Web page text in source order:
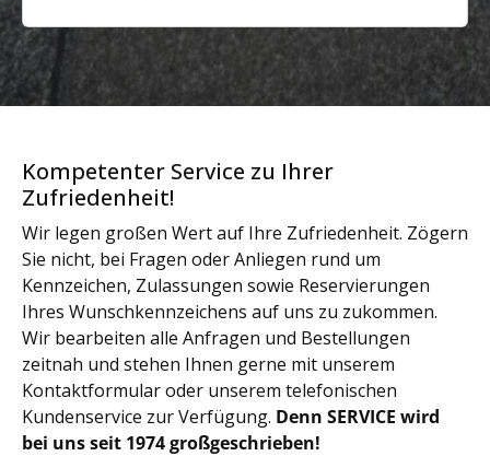
Kompetenter Service zu Ihrer
Zufriedenheit!
Wir legen großen Wert auf Ihre Zufriedenheit. Zögern
Sie nicht, bei Fragen oder Anliegen rund um
Kennzeichen, Zulassungen sowie Reservierungen
Ihres Wunschkennzeichens auf uns zu zukommen.
Wir bearbeiten alle Anfragen und Bestellungen
zeitnah und stehen Ihnen gerne mit unserem
Kontaktformular oder unserem telefonischen
Kundenservice zur Verfügung. Denn SERVICE wird
bei uns seit 1974 großgeschrieben!